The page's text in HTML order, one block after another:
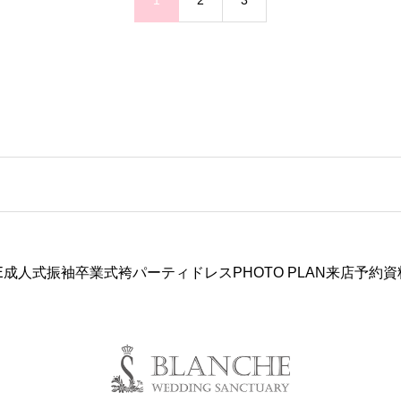
成人式振袖卒業式袴パーティドレス PHOTO PLAN来店予約資